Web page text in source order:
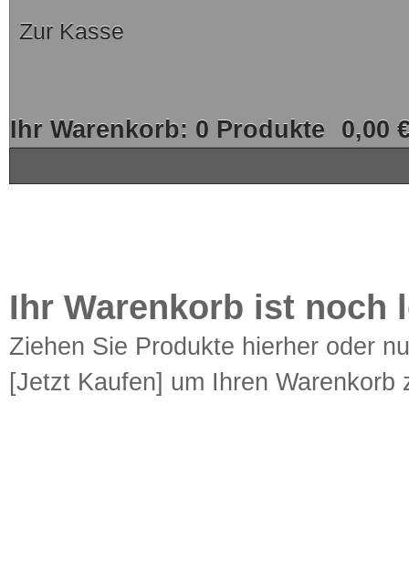
Zur Kasse
Ihr Warenkorb: 0 Produkte 0,00
Ihr Warenkorb ist noch
Ziehen Sie Produkte hierher oder
[Jetzt Kaufen] um Ihren Warenkorb